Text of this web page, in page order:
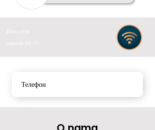
Имя сети:
пароль Wi-Fi:
Телефон